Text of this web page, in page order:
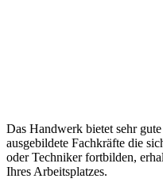
Das Handwerk bietet sehr
ausgebildete Fachkräfte die
oder Techniker fortbilden,
Ihres Arbeitsplatzes.